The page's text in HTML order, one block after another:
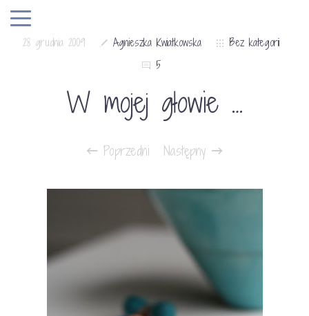
28 grudnia 2009 Agnieszka Kwiatkowska
Bez kategorii
5
W mojej głowie …
Poprzedni Następny